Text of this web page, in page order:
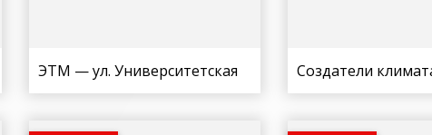
ЭТМ — ул. Университетская Создатели